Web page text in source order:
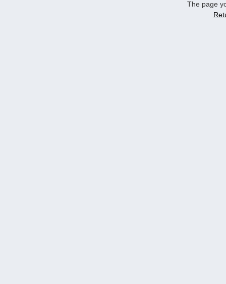
The page